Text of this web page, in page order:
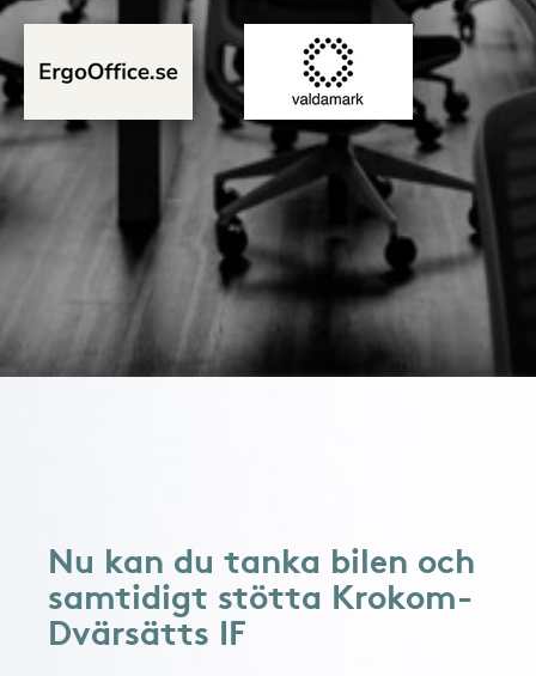
Nu kan du tanka bilen och
samtidigt stötta Krokom-
Dvärsätts IF